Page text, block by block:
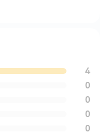
4
0
0
0
0